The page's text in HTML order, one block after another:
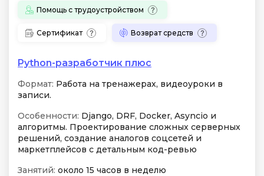
Помощь с трудоустройством
Сертификат Возврат средств
Python-разработчик плюс
Формат: Работа на тренажерах, видеоуроки в
записи.
Особенности: Django, DRF, Docker, Asyncio и
алгоритмы. Проектирование сложных серверных
решений, создание аналогов соцсетей и
маркетплейсов с детальным код-ревью
Занятий: около 15 часов в неделю